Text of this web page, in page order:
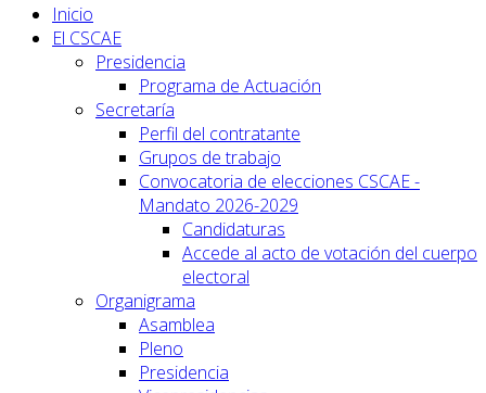
Inicio
El CSCAE
Presidencia
Programa de Actuación
Secretaría
Perfil del contratante
Grupos de trabajo
Convocatoria de elecciones CSCAE -
Mandato 2026-2029
Candidaturas
Accede al acto de votación del cuerpo
electoral
Organigrama
Asamblea
Pleno
Presidencia